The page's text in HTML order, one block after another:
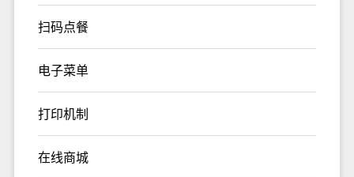
扫码点餐
电子菜单
打印机制
在线商城